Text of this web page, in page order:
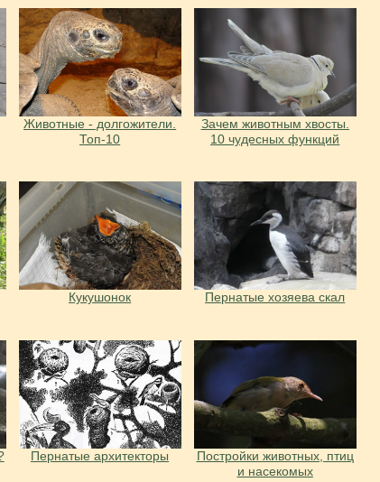
Животные - долгожители.
Топ-10
Зачем животным хвосты.
10 чудесных функций
Кукушонок Пернатые хозяева скал
Пернатые архитекторы
Постройки животных, птиц
и насекомых